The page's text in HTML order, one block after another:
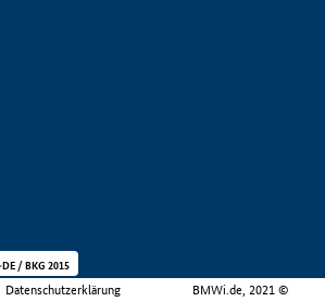
Datenschutzerklärung BMWi.de, 2021 ©
/ BKG 2015